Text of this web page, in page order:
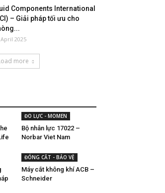
Components International
– Giải pháp tối ưu cho
2025
more
ĐO LỰC - MOMEN
Bộ nhân lực 17022 –
Norbar Viet Nam
ĐÓNG CẮT - BẢO VỆ
Máy cắt không khí ACB –
Schneider